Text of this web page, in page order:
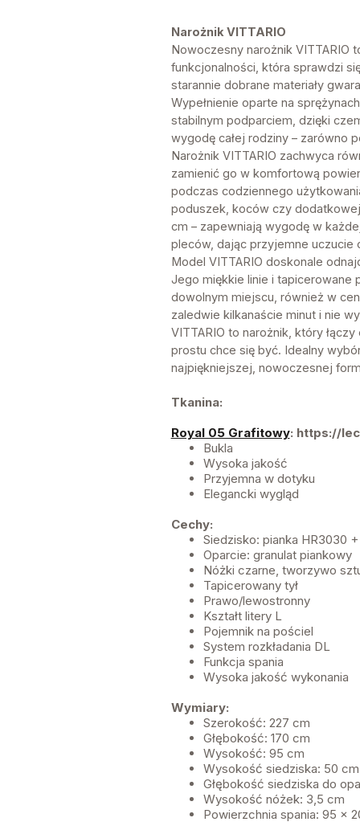
Narożnik VITTARIO
Nowoczesny narożnik VITTARIO
funkcjonalności, która sprawdzi
starannie dobrane materiały
Wypełnienie oparte na
stabilnym podparciem, dzięki
wygodę całej rodziny – zarówno
Narożnik VITTARIO zachwyca
zamienić go w komfortową
podczas codziennego
poduszek, koców czy
cm – zapewniają wygodę w
pleców, dając przyjemne uczucie
Model VITTARIO doskonale
Jego miękkie linie i tapicerowane
dowolnym miejscu, również w
zaledwie kilkanaście minut i nie
VITTARIO to narożnik, który
prostu chce się być. Idealny
najpiękniejszej, nowoczesnej
Tkanina:
Royal 05 Grafitowy: https://
Bukla
Wysoka jakość
Przyjemna w dotyku
Elegancki wygląd
Cechy:
Siedzisko: pianka HR3030
Oparcie: granulat piankowy
Nóżki czarne, tworzywo
Tapicerowany tył
Prawo/lewostronny
Kształt litery L
Pojemnik na pościel
System rozkładania DL
Funkcja spania
Wysoka jakość wykonania
Wymiary:
Szerokość: 227 cm
Głębokość: 170 cm
Wysokość: 95 cm
Wysokość siedziska: 50 cm
Głębokość siedziska do
Wysokość nóżek: 3,5 cm
Powierzchnia spania: 95 x